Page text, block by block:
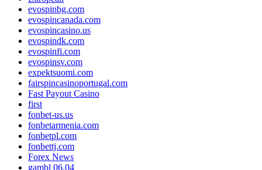
evospinbg.com
evospincanada.com
evospincasino.us
evospindk.com
evospinfi.com
evospinsv.com
expektsuomi.com
fairspincasinoportugal.com
Fast Payout Casino
first
fonbet-us.us
fonbetarmenia.com
fonbetpl.com
fonbettj.com
Forex News
gambl 06.04